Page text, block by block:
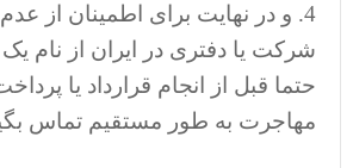
4. و در نهایت برای اطمینان از
شرکت یا دفتری در ایران از نام
حتما قبل از انجام قرارداد یا
مهاجرت به طور مستقیم تماس